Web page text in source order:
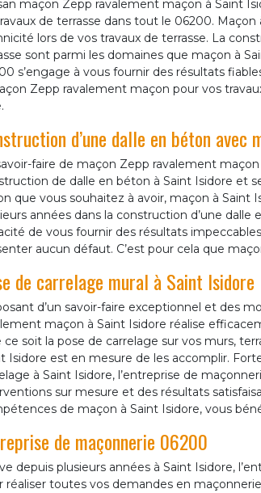
maçon Zepp ravalement maçon à Saint
de terrasse dans tout le 06200.
lors de vos travaux de terrasse. La
sont parmi les domaines que maçon à
s’engage à vous fournir des résultats
Zepp ravalement maçon pour vos
d’une dalle en béton avec
faire de maçon Zepp ravalement
de dalle en béton à Saint Isidore et
que vous souhaitez à avoir, maçon à Saint
années dans la construction d’une
de vous fournir des résultats
aucun défaut. C’est pour cela que
de carrelage mural à Saint Isidore
d’un savoir-faire exceptionnel et des
maçon à Saint Isidore réalise
ce soit la pose de carrelage sur vos murs,
Isidore est en mesure de les accomplir.
à Saint Isidore, l’entreprise de
sur mesure et des résultats
de maçon à Saint Isidore, vous
de maçonnerie 06200
depuis plusieurs années à Saint Isidore,
réaliser toutes vos demandes en